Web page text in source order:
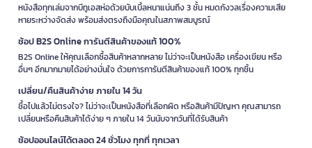
หนังสือทุกเล่มจากบีทูเอสห่อด้วยบับเบิ้ลหนาแน่นถึง 3 ชั้น หมดกังวลเรื่องความเสีย
หายระหว่างจัดส่ง พร้อมส่งตรงถึงมือคุณในสภาพสมบูรณ์
ช้อป B2S Online การันตีสินค้าของแท้ 100%
B2S Online ให้คุณเลือกซื้อสินค้าหลากหลาย ไม่ว่าจะเป็นหนังสือ เครื่องเขียน หรือ
อื่นๆ อีกมากมายได้อย่างมั่นใจ ด้วยการการันตีสินค้าของแท้ 100% ทุกชิ้น
เปลี่ยน/คืนสินค้าง่าย ภายใน 14 วัน
ซื้อไปแล้วไม่ตรงใจ? ไม่ว่าจะเป็นหนังสือที่เลือกผิด หรือสินค้ามีปัญหา คุณสามารถ
เปลี่ยนหรือคืนสินค้าได้ง่าย ๆ ภายใน 14 วันนับจากวันที่ได้รับสินค้า
ช้อปออนไลน์ได้ตลอด 24 ชั่วโมง ทุกที่ ทุกเวลา